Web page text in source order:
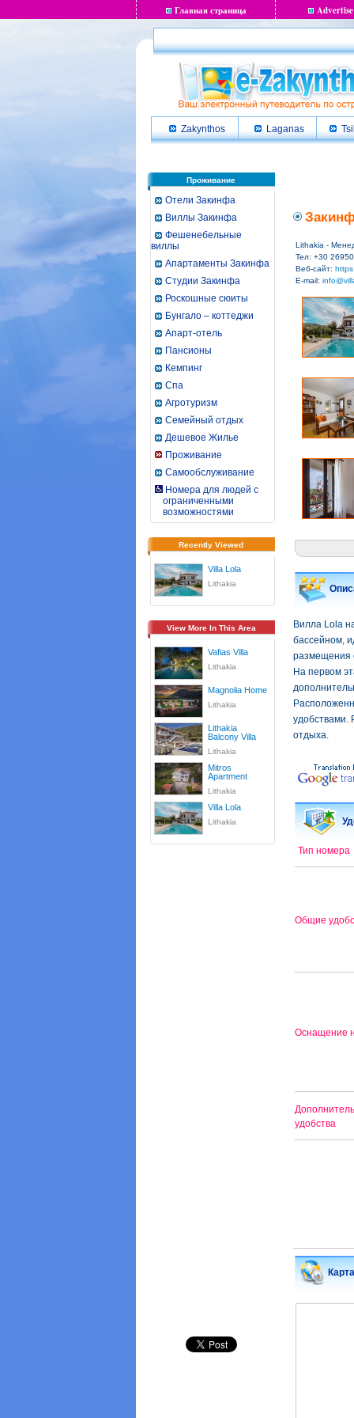
Главная страница
Zakynthos Laganas
Проживание
Отели Закинфа
Виллы Закинфа
Фешенебельные
виллы
Апартаменты Закинфа
Студии Закинфа
Роскошные сюиты
Бунгало – коттеджи
Апарт-отель
Пансионы
Кемпинг
Спа
Агротуризм
Семейный отдых
Дешевое Жилье
Проживание
Самообслуживание
Номера для людей с
ограниченными
возможностями
Recently Viewed
Villa Lola
Lithakia
View More In This Area
Vafias Villa
Lithakia
Magnolia Home
Lithakia
Lithakia
Balcony Villa
Lithakia
Mitros
Apartment
Lithakia
Villa Lola
Lithakia
Lithakia -
Тел: +30
Веб-сайт:
E-mail:
Вилла Lola
бассейном,
размещения
На первом
удобствами.
отдыха.
Тип номера
Общие
Оснащение
удобства